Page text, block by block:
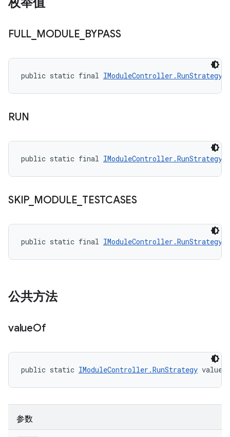
FULL MODULE BYPASS
public static final IModuleController.RunStrategy
RUN
public static final IModuleController.RunStrategy
SKIP_ MODULE TESTCASES
public static final IModuleController.RunStrategy
公共方法
valueOf
public static IModuleController.RunStrategy
参数